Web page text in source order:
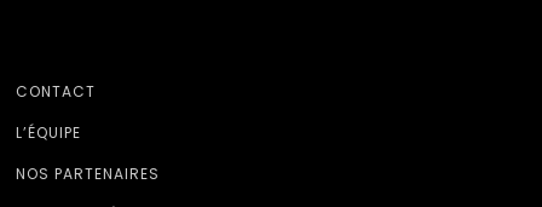
CONTACT
L’ÉQUIPE
NOS PARTENAIRES